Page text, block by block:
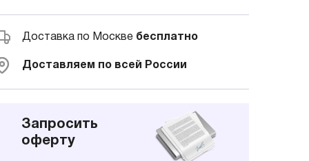
Доставка по Москве бесплатно
Доставляем по всей России
Запросить
оферту